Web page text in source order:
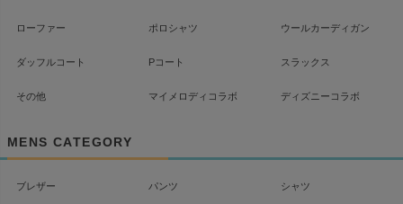
ローファー ポロシャツ ウールカーディガン
ダッフルコート Pコート スラックス
その他 マイメロディコラボ ディズニーコラボ
MENS CATEGORY
ブレザー パンツ シャツ